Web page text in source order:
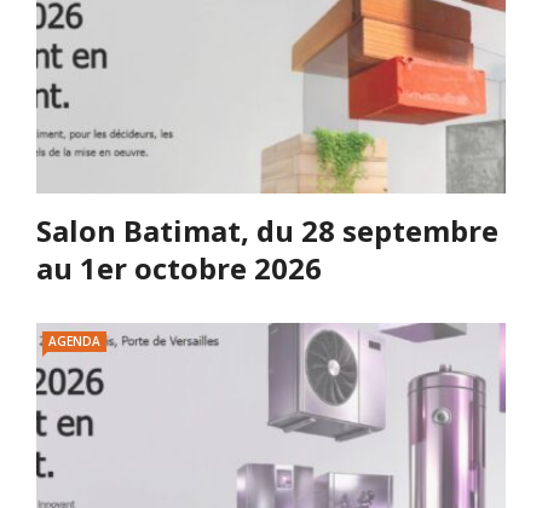
Salon Batimat, du 28 septembre
au 1er octobre 2026
AGENDA